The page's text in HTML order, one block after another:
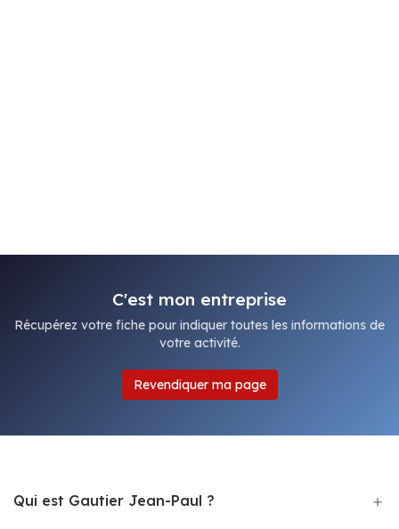
C'est mon entreprise
Récupérez votre fiche pour indiquer toutes les informations de
votre activité.
Revendiquer ma page
Qui est Gautier Jean-Paul ?